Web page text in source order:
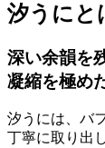
汐うにと
深い余韻を
凝縮を極め
汐うには、バ
丁寧に取り出